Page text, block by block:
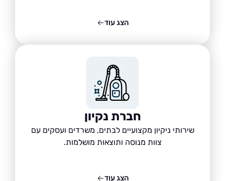
חברת נקיון
שירותי ניקיון מקצועיים לבתים, משרדים ועסקים עם
צוות מנוסה ותוצאות מושלמות.